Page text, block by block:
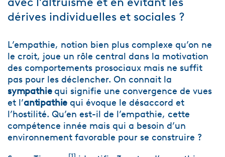
dérives individuelles et sociales ?
L’empathie, notion bien plus complexe qu’on ne
le croit, joue un rôle central dans la motivation
des comportements prosociaux mais ne suffit
pas pour les déclencher. On connait la
sympathiequi signifie une convergence de vues
et l’antipathie qui évoque le désaccord et
l’hostilité. Qu’en est-il de l’empathie, cette
compétence innée mais qui a besoin d’un
environnement favorable pour se construire ?